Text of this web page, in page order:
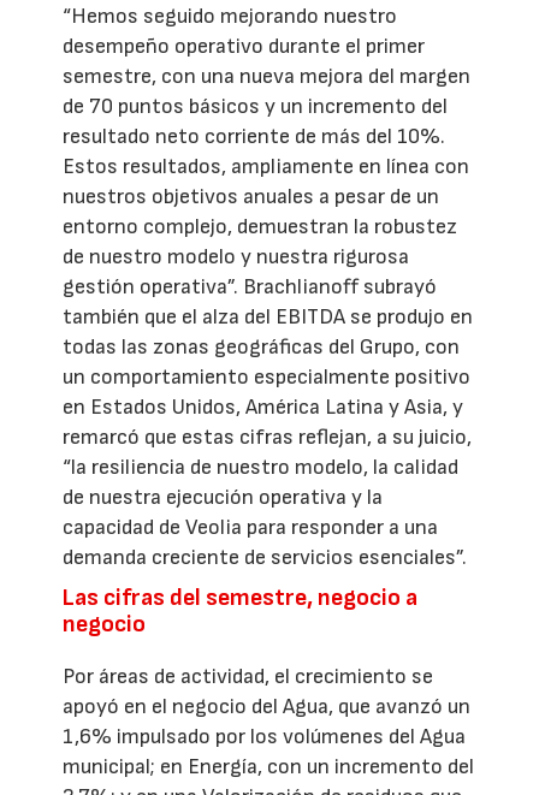
“Hemos seguido mejorando nuestro
desempeño operativo durante el primer
semestre, con una nueva mejora del margen
de 70 puntos básicos y un incremento del
resultado neto corriente de más del 10%.
Estos resultados, ampliamente en línea con
nuestros objetivos anuales a pesar de un
entorno complejo, demuestran la robustez
de nuestro modelo y nuestra rigurosa
gestión operativa”. Brachlianoff subrayó
también que el alza del EBITDA se produjo en
todas las zonas geográficas del Grupo, con
un comportamiento especialmente positivo
en Estados Unidos, América Latina y Asia, y
remarcó que estas cifras reflejan, a su juicio,
“la resiliencia de nuestro modelo, la calidad
de nuestra ejecución operativa y la
capacidad de Veolia para responder a una
demanda creciente de servicios esenciales”.
Las cifras del semestre, negocio a
negocio
Por áreas de actividad, el crecimiento se
apoyó en el negocio del Agua, que avanzó un
1,6% impulsado por los volúmenes del Agua
municipal; en Energía, con un incremento del